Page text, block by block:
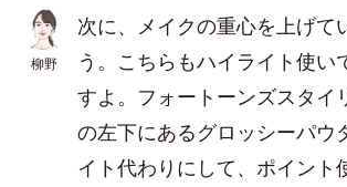
柳野
次に、メイクの重心を上げて
う。こちらもハイライト使い
すよ。フォートーンズスタイ
の左下にあるグロッシーパウ
イト代わりにして、ポイント